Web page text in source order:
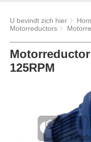
U bevindt zich hier
Motorreductors
125RPM